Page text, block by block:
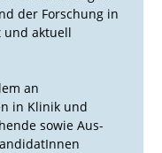
der Forschung in
und aktuell
an
in Klinik und
sowie Aus-